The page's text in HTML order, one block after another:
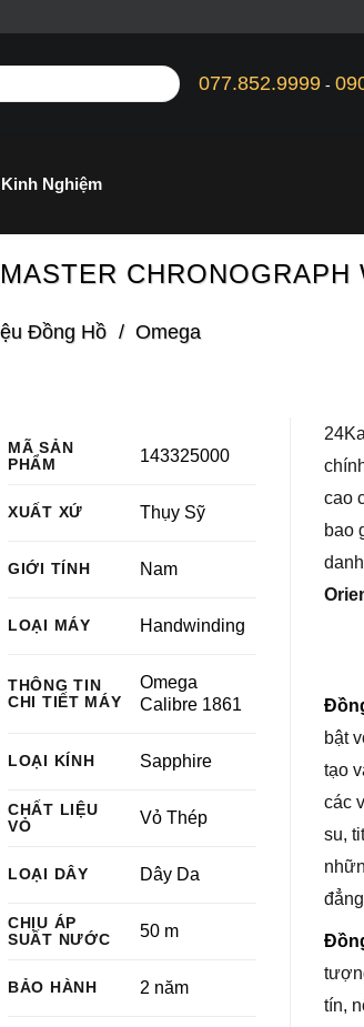
077.852.9999-
Kinh Nghiệm
CHRONOGRAPH
Đồng Hồ / Omega
MÃ SẢN
PHẨM
143325000
XUẤT XỨ Thụy Sỹ
GIỚI TÍNH Nam
LOẠI MÁY Handwinding
THÔNG TIN
CHI TIẾT MÁY
Omega
Calibre 1861
LOẠI KÍNH Sapphire
CHẤT LIỆU
VỎ
Vỏ Thép
LOẠI DÂY Dây Da
CHỊU ÁP
SUẤT NƯỚC
50 m
BẢO HÀNH 2 năm
cao
bao
bật
tạo
các
su,
tín,